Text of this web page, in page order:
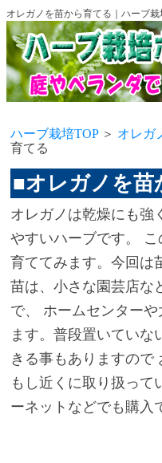
オレガノを苗から育てる｜ハーブ栽
ハーブ栽培TOP＞ オレガ
育てる
■オレガノを苗
オレガノは乾燥にも強
やすいハーブです。
育ててみます。今回は
苗は、小さな園芸店な
で、 ホームセンター
ます。普段置いていな
きる事もありますので
もし近くに取り扱って
ーネットなどでも購入